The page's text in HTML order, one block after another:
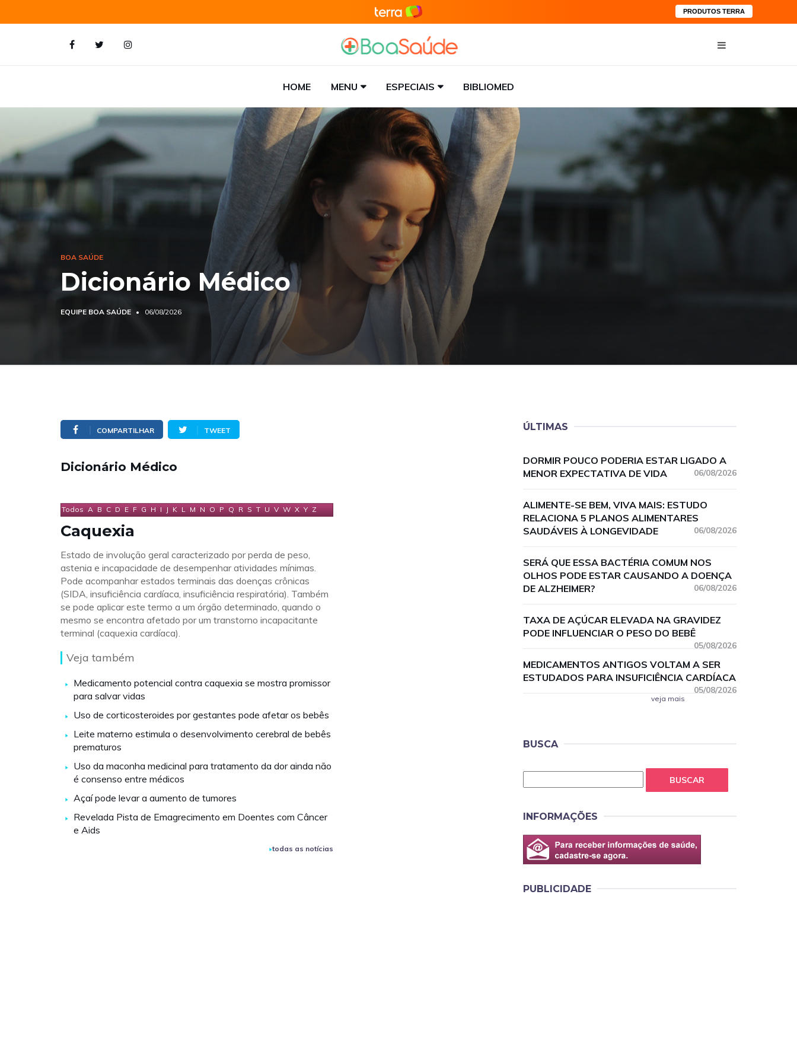
PRODUTOS TERRA
HOME MENU ESPECIAIS BIBLIOMED
BOA SAÚDE
Dicionário Médico
EQUIPE BOA SAÚDE 06/08/2026
COMPARTILHAR TWEET
Dicionário Médico
Todos A B C D E F G H I J K L M N O P Q R S T U V W X Y Z
Caquexia
Estado de involução geral caracterizado por perda de peso,
astenia e incapacidade de desempenhar atividades mínimas.
Pode acompanhar estados terminais das doenças crônicas
(SIDA, insuficiência cardíaca, insuficiência respiratória). Também
se pode aplicar este termo a um órgão determinado, quando o
mesmo se encontra afetado por um transtorno incapacitante
terminal (caquexia cardíaca).
Veja também
Medicamento potencial contra caquexia se mostra promissor
para salvar vidas
Uso de corticosteroides por gestantes pode afetar os bebês
Leite materno estimula o desenvolvimento cerebral de bebês
prematuros
Uso da maconha medicinal para tratamento da dor ainda não
é consenso entre médicos
Açaí pode levar a aumento de tumores
Revelada Pista de Emagrecimento em Doentes com Câncer
e Aids
todas as notícias
ÚLTIMAS
DORMIR POUCO PODERIA ESTAR LIGADO A
MENOR EXPECTATIVA DE VIDA
06/08/2026
ALIMENTE-SE BEM, VIVA MAIS: ESTUDO
RELACIONA 5 PLANOS ALIMENTARES
SAUDÁVEIS À LONGEVIDADE
06/08/2026
SERÁ QUE ESSA BACTÉRIA COMUM NOS
OLHOS PODE ESTAR CAUSANDO A DOENÇA
DE ALZHEIMER?
06/08/2026
TAXA DE AÇÚCAR ELEVADA NA GRAVIDEZ
PODE INFLUENCIAR O PESO DO BEBÊ
05/08/2026
MEDICAMENTOS ANTIGOS VOLTAM A SER
ESTUDADOS PARA INSUFICIÊNCIA CARDÍACA
05/08/2026
veja mais
BUSCA
BUSCAR
INFORMAÇÕES
PUBLICIDADE